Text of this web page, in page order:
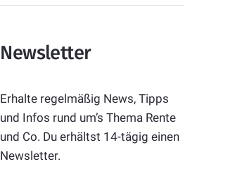
Newsletter
Erhalte regelmäßig News, Tipps
und Infos rund um’s Thema Rente
und Co. Du erhältst 14-tägig einen
Newsletter.